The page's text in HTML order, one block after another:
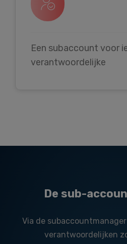
Een subaccount voor
verantwoordelijke
De sub-
Via de
verantwoordelijken